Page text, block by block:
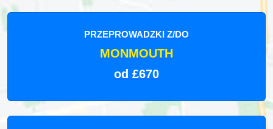
PRZEPROWADZKI Z/DO
MONMOUTH
od £670